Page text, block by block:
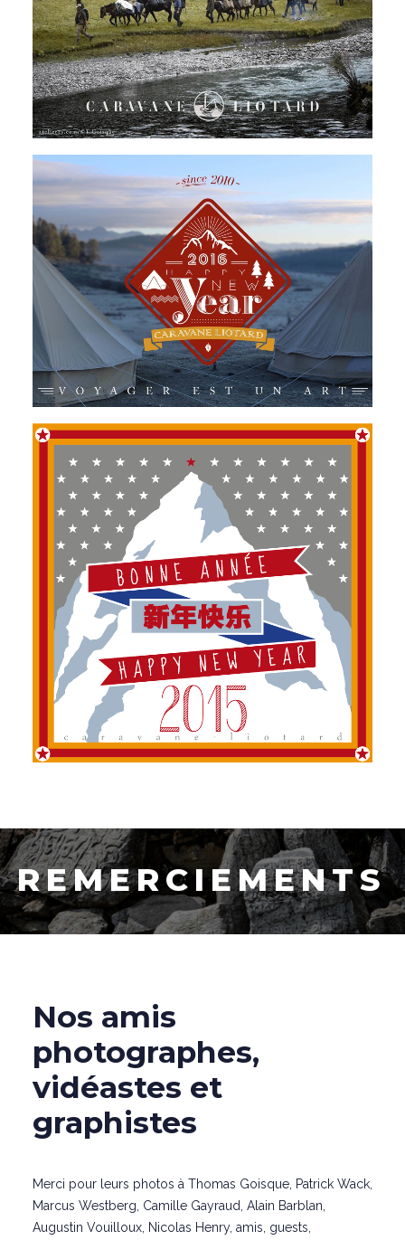
REMERCIEMENTS
Nos amis
photographes,
vidéastes et
graphistes
Merci pour leurs photos à Thomas Goisque, Patrick Wack,
Marcus Westberg, Camille Gayraud, Alain Barblan,
Augustin Vouilloux, Nicolas Henry, amis, guests,